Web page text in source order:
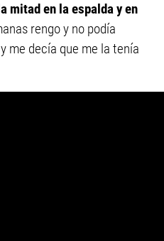
mitad en la espalda y en
rengo y no podía
me decía que me la tenía